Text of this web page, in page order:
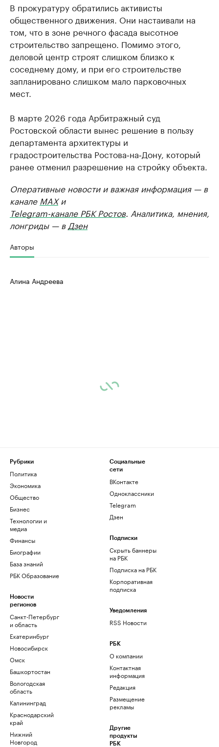
В прокуратуру обратились активисты
общественного движения. Они настаивали на
том, что в зоне речного фасада высотное
строительство запрещено. Помимо этого,
деловой центр строят слишком близко к
соседнему дому, и при его строительстве
запланировано слишком мало парковочных
мест.
В марте 2026 года Арбитражный суд
Ростовской области вынес решение в пользу
департамента архитектуры и
градостроительства Ростова‑на‑Дону, который
ранее отменил разрешение на стройку объекта.
Оперативные новости и важная информация — в
канале MAXи
Telegram-канале РБК Ростов. Аналитика, мнения,
лонгриды — в Дзен
Авторы
Алина Андреева
Рубрики
Политика
Экономика
Общество
Бизнес
Технологии и
медиа
Финансы
Биографии
База знаний
РБК Образование
Новости
регионов
Санкт-Петербург
и область
Екатеринбург
Новосибирск
Омск
Башкортостан
Вологодская
область
Калининград
Краснодарский
край
Нижний
Новгород
Социальные
сети
ВКонтакте
Одноклассники
Telegram
Дзен
Подписки
Скрыть баннеры
на РБК
Подписка на РБК
Корпоративная
подписка
Уведомления
RSS Новости
РБК
О компании
Контактная
информация
Редакция
Размещение
рекламы
Другие
продукты
РБК